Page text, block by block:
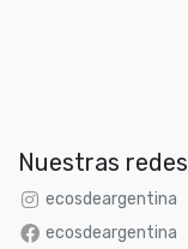
Nuestras redes
ecosdeargentina
ecosdeargentina